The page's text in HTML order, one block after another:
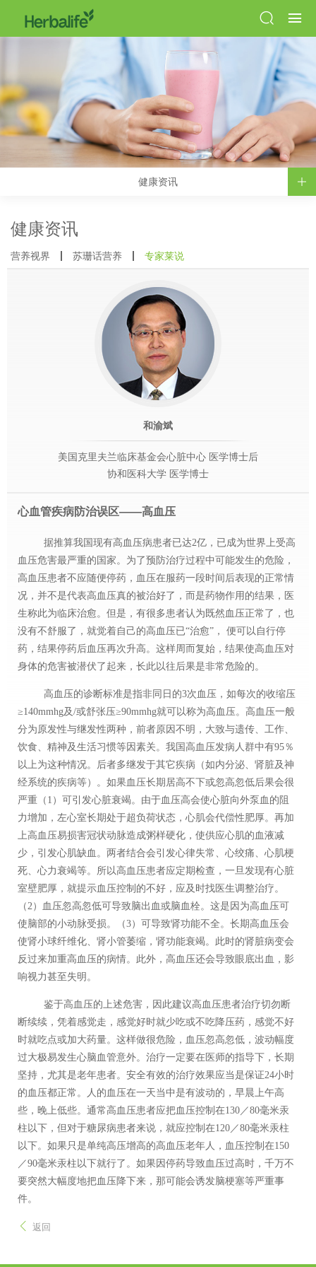
健康资讯
健康资讯
营养视界 苏珊话营养 专家莱说
和渝斌
美国克里夫兰临床基金会心脏中心 医学博士后
协和医科大学 医学博士
心血管疾病防治误区——高血压
据推算我国现有高血压病患者已达2亿，已成为世界上受高
血压危害最严重的国家。为了预防治疗过程中可能发生的危险，
高血压患者不应随便停药，血压在服药一段时间后表现的正常情
况，并不是代表高血压真的被治好了，而是药物作用的结果，医
生称此为临床治愈。但是，有很多患者认为既然血压正常了，也
没有不舒服了，就觉着自己的高血压已“治愈”， 便可以自行停
药，结果停药后血压再次升高。这样周而复始， 结果使高血压对
身体的危害被潜伏了起来，长此以往后果是非常危险的。
高血压的诊断标准是指非同日的3次血压，如每次的收缩压
≥140mmhg及/或舒张压≥90mmhg就可以称为高血压。高血压一般
分为原发性与继发性两种，前者原因不明，大致与遗传、工作、
饮食、精神及生活习惯等因素关。我国高血压发病人群中有95％
以上为这种情况。后者多继发于其它疾病（如内分泌、肾脏及神
经系统的疾病等）。如果血压长期居高不下或忽高忽低后果会很
严重（1）可引发心脏衰竭。由于血压高会使心脏向外泵血的阻
力增加，左心室长期处于超负荷状态，心肌会代偿性肥厚。再加
上高血压易损害冠状动脉造成粥样硬化，使供应心肌的血液减
少，引发心肌缺血。两者结合会引发心律失常、心绞痛、心肌梗
死、心力衰竭等。所以高血压患者应定期检查，一旦发现有心脏
室壁肥厚，就提示血压控制的不好，应及时找医生调整治疗。
（ 2）血压忽高忽低可导致脑出血或脑血栓。这是因为高血压可
使脑部的小动脉受损。（3）可导致肾功能不全。长期高血压会
使肾小球纤维化、肾小管萎缩，肾功能衰竭。此时的肾脏病变会
反过来加重高血压的病情。此外，高血压还会导致眼底出血，影
响视力甚至失明。
鉴于高血压的上述危害，因此建议高血压患者治疗切勿断
断续续，凭着感觉走， 感觉好时就少吃或不吃降压药，感觉不好
时就吃点或加大药量。这样做很危险，血压忽高忽低，波动幅度
过大极易发生心脑血管意外。 治疗一定要在医师的指导下，长期
坚持，尤其是老年患者。安全有效的治疗效果应当是保证24小时
的血压都正常。人的血压在一天当中是有波动的，早晨上午高
些，晚上低些。通常高血压患者应把血压控制在130／80毫米汞
柱以下，但对于糖尿病患者来说，就应控制在120／80毫米汞柱
以下。如果只是单纯高压增高的高血压老年人，血压控制在150
／90毫米汞柱以下就行了。如果因停药导致血压过高时，千万不
要突然大幅度地把血压降下来，那可能会诱发脑梗塞等严重事
件。
返回